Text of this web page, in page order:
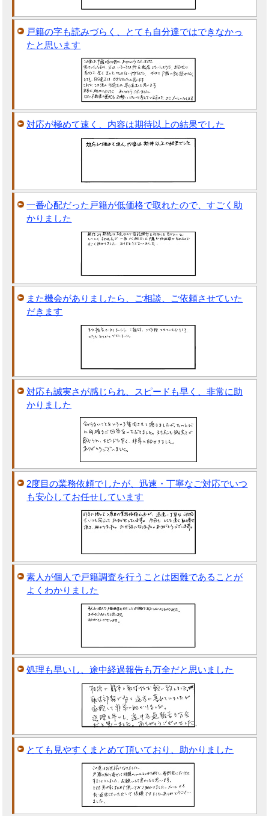
戸籍の字も読みづらく、とても自分達ではできなかっ
たと思います
対応が極めて速く、内容は期待以上の結果でした
一番心配だった戸籍が低価格で取れたので、すごく助
かりました
また機会がありましたら、ご相談、ご依頼させていた
だきます
対応も誠実さが感じられ、スピードも早く、非常に助
かりました
2度目の業務依頼でしたが、迅速・丁寧なご対応でいつ
も安心してお任せしています
素人が個人で戸籍調査を行うことは困難であることが
よくわかりました
処理も早いし、途中経過報告も万全だと思いました
とても見やすくまとめて頂いており、助かりました